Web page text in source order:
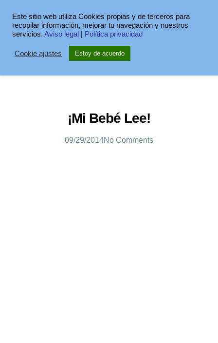
¡Mi Bebé Lee!
09/29/2014No Comments
Este sitio web utiliza Cookies propias y de terceros para
recopilar información, mejorar tu navegación y nuestros
servicios. Aviso legal Política privacidad
Cookie ajustes Estoy de acuerdo